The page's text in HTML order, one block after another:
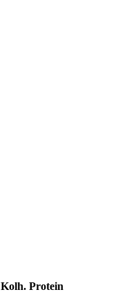
Kolh. Protein